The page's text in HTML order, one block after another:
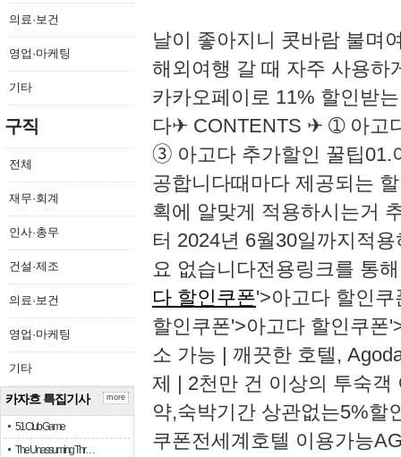
의료·보건
영업·마케팅
기타
구직
전체
재무·회계
인사·총무
건설·제조
의료·보건
영업·마케팅
기타
카자흐 특집기사
51 Club Game
The Unassuming Thr…
more
날이 좋아지니 콧바람 불며
해외여행 갈 때 자주 사용하
카카오페이로 11% 할인받
다​​​✈ CONTENTS ✈ ➀ 아고
➂ 아고다 추가할인 꿀팁01.
공합니다때마다 제공되는
획에 알맞게 적용하시는거
터 2024년 6월30일까지적
요 없습니다​​​전용링크를 통
다 할인쿠폰'>아고다 할인
할인쿠폰'>아고다 할인쿠폰
소 가능 | 깨끗한 호텔,
제 | 2천만 건 이상의 투숙
약,숙박기간 상관없는5%할
쿠폰전세계호텔 이용가능​